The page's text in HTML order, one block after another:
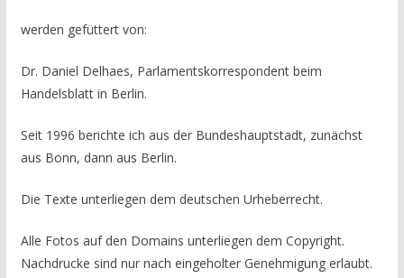
werden gefüttert von:
Dr. Daniel Delhaes, Parlamentskorrespondent beim
Handelsblatt in Berlin.
Seit 1996 berichte ich aus der Bundeshauptstadt, zunächst
aus Bonn, dann aus Berlin.
Die Texte unterliegen dem deutschen Urheberrecht.
Alle Fotos auf den Domains unterliegen dem Copyright.
Nachdrucke sind nur nach eingeholter Genehmigung erlaubt.